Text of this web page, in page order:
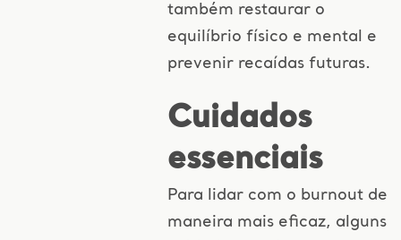
também restaurar o
equilíbrio físico e mental e
prevenir recaídas futuras.
Cuidados
essenciais
Para lidar com o burnout de
maneira mais eficaz, alguns